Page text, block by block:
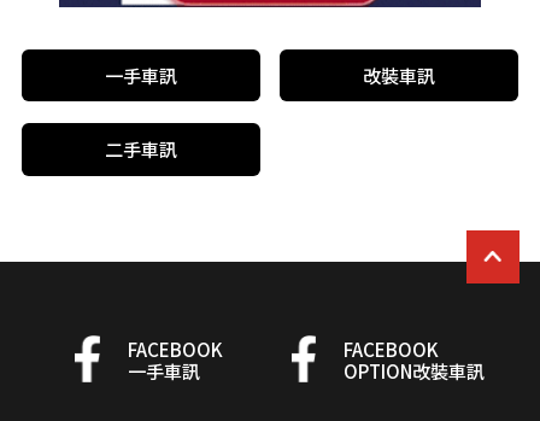
一手車訊 改裝車訊
二手車訊
FACEBOOK
一手車訊
FACEBOOK
OPTION改裝車訊